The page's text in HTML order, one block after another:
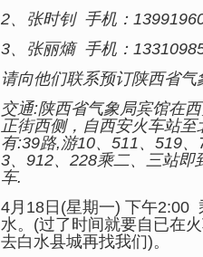
2、张时钊 手机：
3、 张丽熵手机：
请向他们联系预订陕西省气
交通:陕西省气象局宾馆在
正街西侧，自西安火车站至
有:39路,游10、511、519
3、912、228乘二、三站即
车.
4月18日 (星期一) 下午2:00
水。(过了时间就要自已在
去白水县城再找我们)。